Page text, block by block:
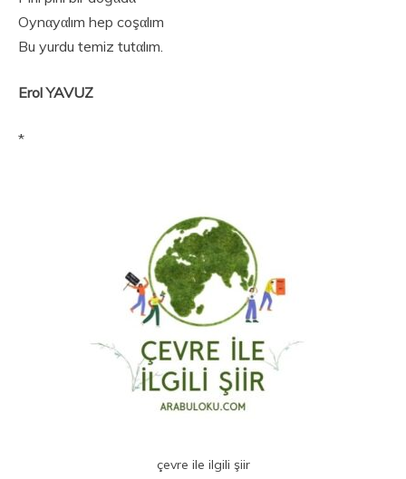
Oynαyαlım hep coşαlım
Bu yurdu temiz tutαlım.
Erol YAVUZ
*
çevre ile ilgili şiir